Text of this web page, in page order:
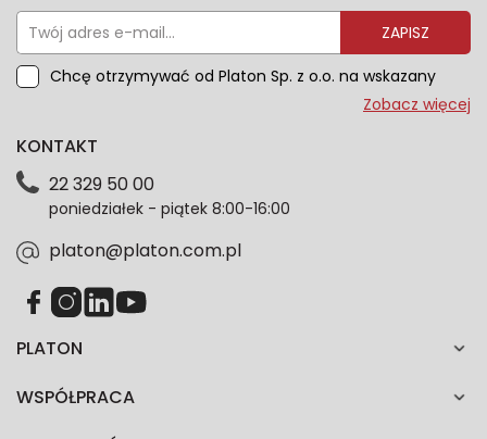
ZAPISZ
Chcę otrzymywać od Platon Sp. z o.o. na wskazany
przeze mnie adres e-mail informacje marketingowe
dotyczące danych osobowych znajdziesz w naszej
każdym czasie. Wycofanie zgody nie wpłynie na
zgodność z prawem przetwarzania dokonanego przed
Zobacz więcej
PLATON
WSPÓŁPRACA
KONTAKT
22 329 50 00
poniedziałek - piątek 8:00-16:00
platon@platon.com.pl